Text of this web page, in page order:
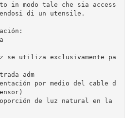
in modo tale che sia access
di un utensile.
se utiliza exclusivamente pa
adm
por medio del cable d
de luz natural en la